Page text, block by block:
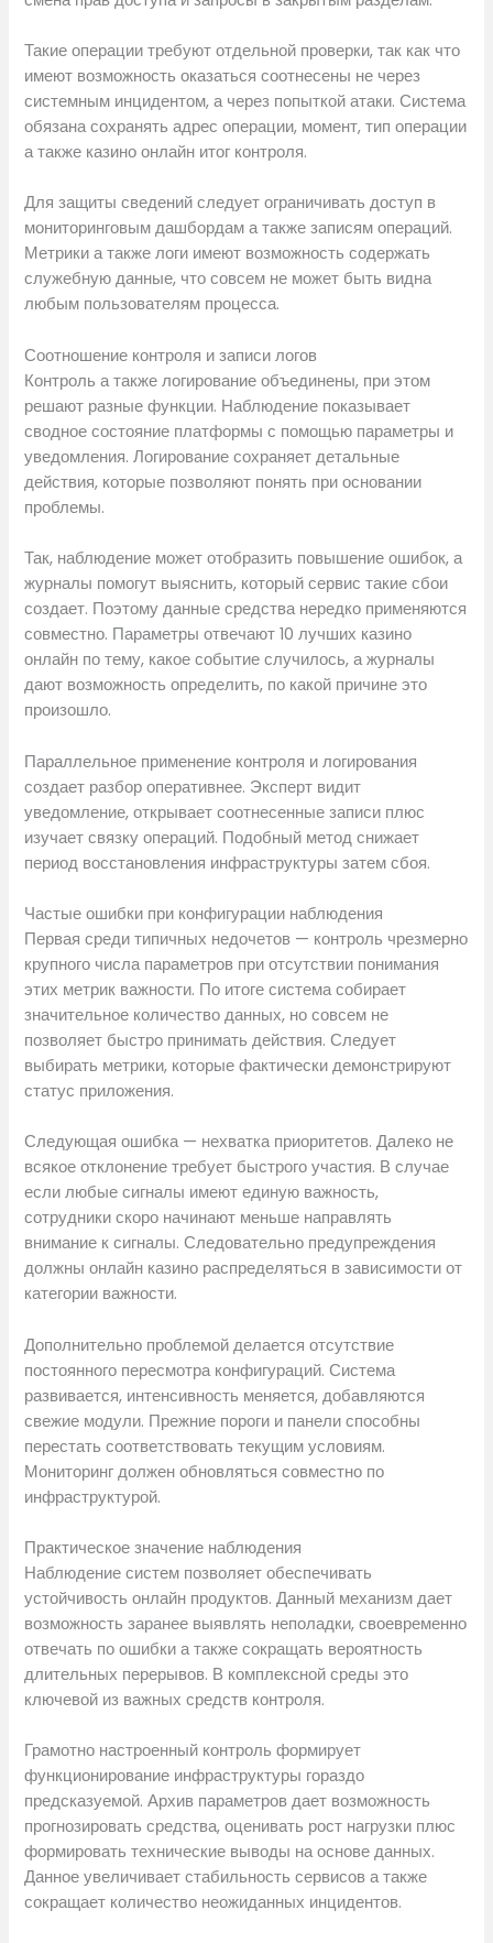
Такие операции требуют отдельной проверки, так как что
имеют возможность оказаться соотнесены не через
системным инцидентом, а через попыткой атаки. Система
обязана сохранять адрес операции, момент, тип операции
а также казино онлайн итог контроля.
Для защиты сведений следует ограничивать доступ в
мониторинговым дашбордам а также записям операций.
Метрики а также логи имеют возможность содержать
служебную данные, что совсем не может быть видна
любым пользователям процесса.
Соотношение контроля и записи логов
Контроль а также логирование объединены, при этом
решают разные функции. Наблюдение показывает
сводное состояние платформы с помощью параметры и
уведомления. Логирование сохраняет детальные
действия, которые позволяют понять при основании
проблемы.
Так, наблюдение может отобразить повышение ошибок, а
журналы помогут выяснить, который сервис такие сбои
создает. Поэтому данные средства нередко применяются
совместно. Параметры отвечают 10 лучших казино
онлайн по тему, какое событие случилось, а журналы
дают возможность определить, по какой причине это
произошло.
Параллельное применение контроля и логирования
создает разбор оперативнее. Эксперт видит
уведомление, открывает соотнесенные записи плюс
изучает связку операций. Подобный метод снижает
период восстановления инфраструктуры затем сбоя.
Частые ошибки при конфигурации наблюдения
Первая среди типичных недочетов — контроль чрезмерно
крупного числа параметров при отсутствии понимания
этих метрик важности. По итоге система собирает
значительное количество данных, но совсем не
позволяет быстро принимать действия. Следует
выбирать метрики, которые фактически демонстрируют
статус приложения.
Следующая ошибка — нехватка приоритетов. Далеко не
всякое отклонение требует быстрого участия. В случае
если любые сигналы имеют единую важность,
сотрудники скоро начинают меньше направлять
внимание к сигналы. Следовательно предупреждения
должны онлайн казино распределяться в зависимости от
категории важности.
Дополнительно проблемой делается отсутствие
постоянного пересмотра конфигураций. Система
развивается, интенсивность меняется, добавляются
свежие модули. Прежние пороги и панели способны
перестать соответствовать текущим условиям.
Мониторинг должен обновляться совместно по
инфраструктурой.
Практическое значение наблюдения
Наблюдение систем позволяет обеспечивать
устойчивость онлайн продуктов. Данный механизм дает
возможность заранее выявлять неполадки, своевременно
отвечать по ошибки а также сокращать вероятность
длительных перерывов. В комплексной среды это
ключевой из важных средств контроля.
Грамотно настроенный контроль формирует
функционирование инфраструктуры гораздо
предсказуемой. Архив параметров дает возможность
прогнозировать средства, оценивать рост нагрузки плюс
формировать технические выводы на основе данных.
Данное увеличивает стабильность сервисов а также
сокращает количество неожиданных инцидентов.